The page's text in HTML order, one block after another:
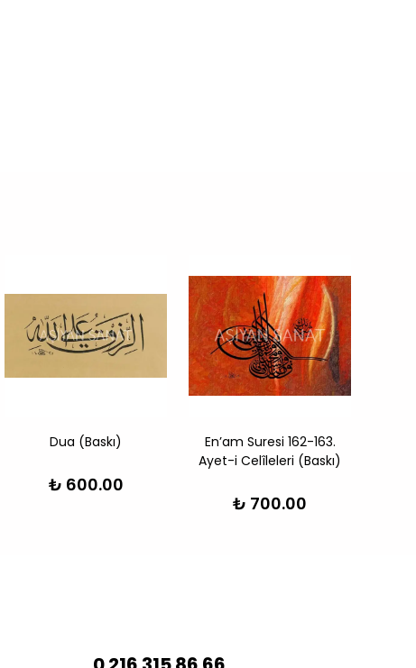
Dua (Baskı)
₺ 600.00
En’am Suresi 162-163.
Ayet-i Celîleleri (Baskı)
₺ 700.00